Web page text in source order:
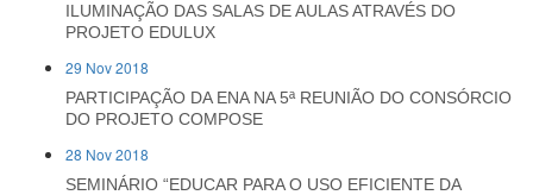
ILUMINAÇÃO DAS SALAS DE AULAS ATRAVÉS DO
PROJETO EDULUX
29 Nov 2018
PARTICIPAÇÃO DA ENA NA 5ª REUNIÃO DO CONSÓRCIO
DO PROJETO COMPOSE
28 Nov 2018
SEMINÁRIO “EDUCAR PARA O USO EFICIENTE DA